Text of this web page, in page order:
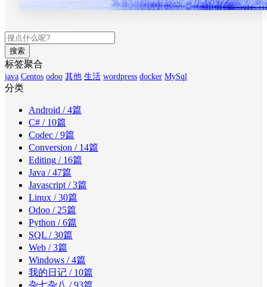
搜索
标签聚合
java Centos odoo 其他 生活 wordpress docker MySql
分类
Android / 4篇
C# / 10篇
Codec / 9篇
Conversion / 14篇
Editing / 16篇
Java / 47篇
Javascript / 3篇
Linux / 30篇
Odoo / 25篇
Python / 6篇
SQL / 30篇
Web / 3篇
Windows / 4篇
我的日记 / 10篇